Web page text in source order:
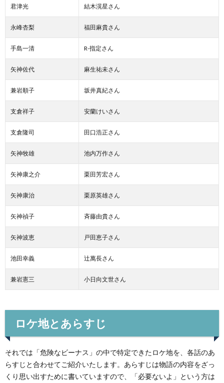
君津光 結木滉星さん
永峰杏梨 福田麻貴さん
手島一清 R-指定さん
矢神佐代 麻生祐未さん
兼岩順子 坂井真紀さん
支倉祥子 安蘭けいさん
支倉隆司 田口浩正さん
矢神牧雄 池内万作さん
矢神康之介 栗田芳宏さん
矢神康治 栗原英雄さん
矢神禎子 斉藤由貴さん
矢神波恵 戸田恵子さん
池田幸義 辻萬長さん
兼岩憲三 小日向文世さん
ロケ地とあらすじ
それでは「危険なビーナス」の中で特定できたロケ地を、各話のあ
らすじと合わせてご紹介いたします。あらすじは物語の内容をざっ
くり思い出すために書いていますので、「必要ないよ」という方は